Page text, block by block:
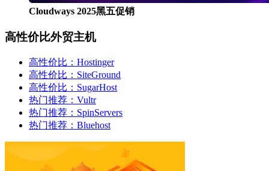
Cloudways 2025黑五促销
高性价比外贸主机
高性价比：Hostinger
高性价比：SiteGround
高性价比：SugarHost
热门推荐：Vultr
热门推荐：SpinServers
热门推荐：Bluehost